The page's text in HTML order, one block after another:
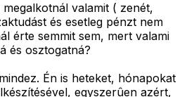
valamit ( zenét,
és esetleg pénzt nem
érte semmit sem, mert valami
és osztogatná?
Én is heteket, hónapokat
egyszerûen azért,